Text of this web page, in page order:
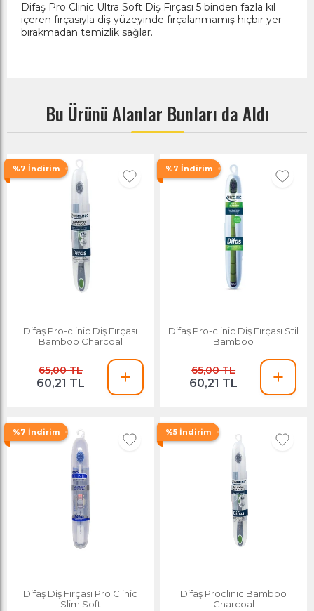
Difaş Pro Clinic Ultra Soft Diş Fırçası 5 binden fazla kıl
içeren fırçasıyla diş yüzeyinde fırçalanmamış hiçbir yer
bırakmadan temizlik sağlar.
Bu Ürünü Alanlar Bunları da Aldı
%7 İndirim
Difaş Pro-clinic Diş Fırçası
Bamboo Charcoal
65,00 TL
60,21 TL
%7 İndirim
Difaş Pro-clinic Diş Fırçası Stil
Bamboo
65,00 TL
60,21 TL
%7 İndirim
Difaş Diş Fırçası Pro Clinic
Slim Soft
%5 İndirim
Difaş Proclınıc Bamboo
Charcoal